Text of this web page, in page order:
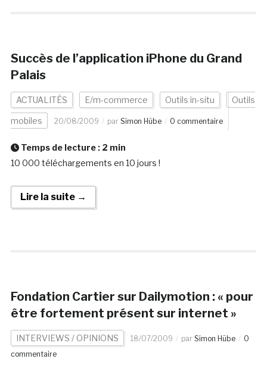
Succès de l’application iPhone du Grand
Palais
ACTUALITÉS E/m-commerce Outils in-situ Outils
mobiles 20/08/2009 par Simon Hübe 0 commentaire
Temps de lecture : 2 min
10 000 téléchargements en 10 jours !
Lire la suite →
Fondation Cartier sur Dailymotion : « pour
être fortement présent sur internet »
INTERVIEWS / OPINIONS 18/07/2009 par Simon Hübe
0
commentaire